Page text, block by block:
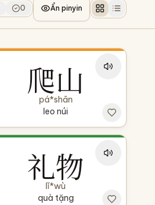
0 Ẩn pinyin
爬山
pá*shān
leo núi
礼物
lǐ*wù
quà tặng